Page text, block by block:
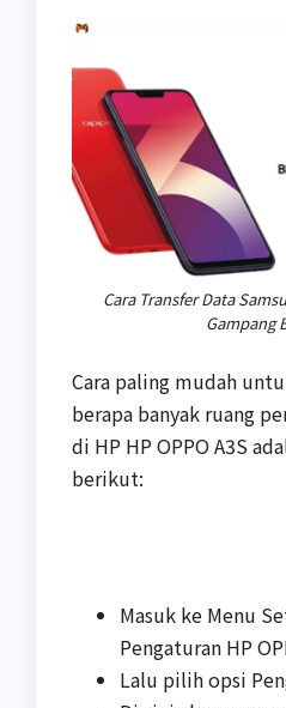
Cara Transfer Data
Gampang
Cara paling mudah
berapa banyak ruang
di HP HP OPPO A3S
berikut:
Masuk ke Menu
Pengaturan HP
Lalu pilih opsi